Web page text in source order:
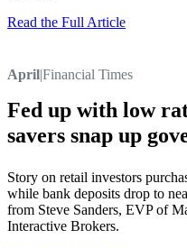
Read the Full Article
April|Financial Times
Fed up with low
savers snap up
Story on retail investors
while bank deposits drop to
from Steve Sanders, EVP of
Interactive Brokers.